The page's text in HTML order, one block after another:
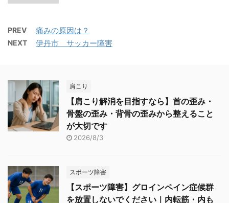
PREV 痛みの原因は？
NEXT 伊丹市 サッカー障害
肩こり
【肩こり解消を目指すなら】首の歪み・
骨盤の歪み・背骨の歪みから整えること
が大切です
2026/8/3
スポーツ障害
【スポーツ障害】グロインペイン症候群
を放置しないでください｜内転筋・内も